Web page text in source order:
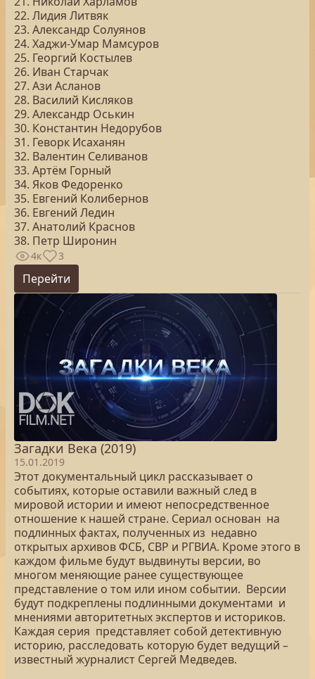
22. Лидия Литвяк
23. Александр Солуянов
24. Хаджи-Умар Мамсуров
25. Георгий Костылев
26. Иван Старчак
27. Ази Асланов
28. Василий Кисляков
29. Александр Оськин
30. Константин Недорубов
31. Геворк Исаханян
32. Валентин Селиванов
33. Артём Горный
34. Яков Федоренко
35. Евгений Колибернов
36. Евгений Ледин
37. Анатолий Краснов
38. Петр Широнин
4к 3
Перейти
Загадки Века (2019)
15.01.2019
Этот документальный цикл рассказывает о
событиях, которые оставили важный след в
мировой истории и имеют непосредственное
отношение к нашей стране. Сериал основан на
подлинных фактах, полученных из недавно
открытых архивов ФСБ, СВР и РГВИА. Кроме этого в
каждом фильме будут выдвинуты версии, во
многом меняющие ранее существующее
представление о том или ином событии. Версии
будут подкреплены подлинными документами и
мнениями авторитетных экспертов и историков.
Каждая серия представляет собой детективную
историю, расследовать которую будет ведущий –
известный журналист Сергей Медведев.